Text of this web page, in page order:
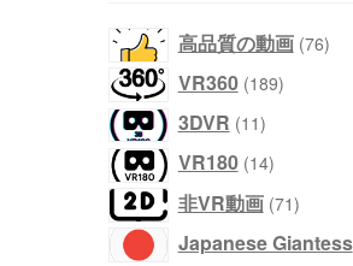
替
え
高品質の動画 7676
VR360 189189
3DVR 1111
の
商
VR180 1414
の
商
非VR動画 7171
の
Japanese Giantess